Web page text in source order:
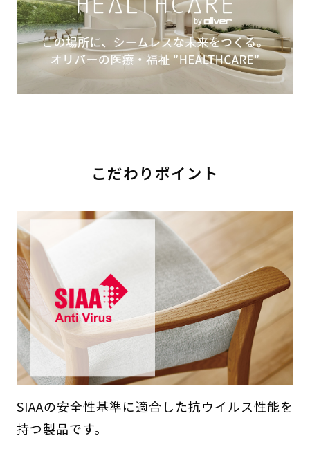
こだわりポイント
SIAAの安全性基準に適合した抗ウイルス性能を
持つ製品です。